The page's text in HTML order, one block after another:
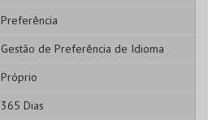
Preferência
Gestão de Preferência de Idioma
Próprio
365 Dias